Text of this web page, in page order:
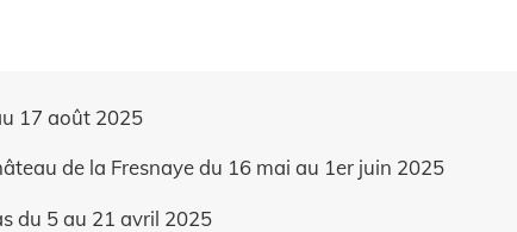
17 août 2025
de la Fresnaye du 16 mai au 1er juin 2025
du 5 au 21 avril 2025